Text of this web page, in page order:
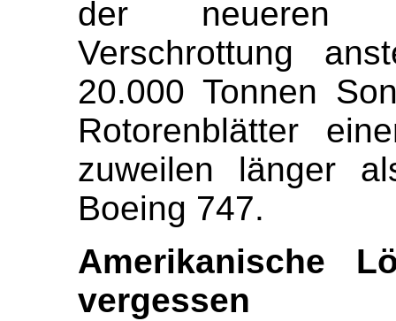
der neueren
Verschrottung
20.000 Tonnen
Rotorenblätter
zuweilen länger
Boeing 747.
Amerikanische
vergessen